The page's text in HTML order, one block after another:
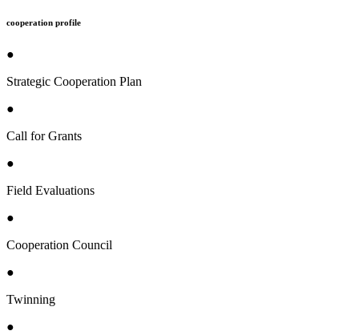
cooperation profile
●
Strategic Cooperation Plan
●
Call for Grants
●
Field Evaluations
●
Cooperation Council
●
Twinning
●